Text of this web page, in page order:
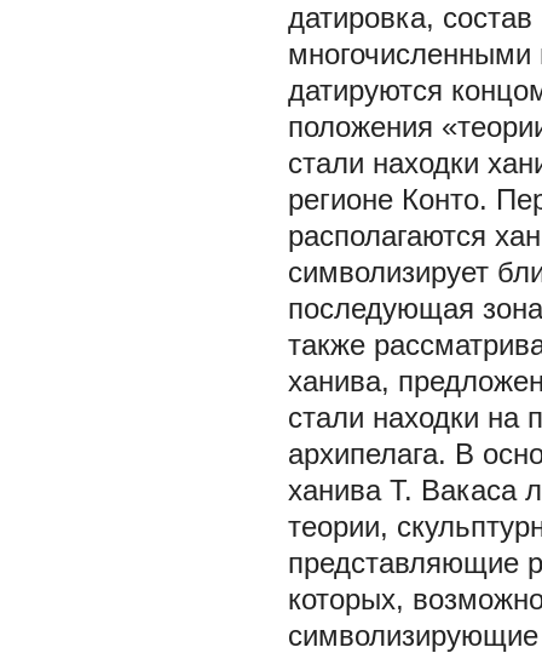
датировка,
датируются
положения
стали находки
регионе Конто.
располагаются
символизирует
последующая
также
ханива,
стали находки на
архипелага. В
ханива Т. Вакаса
теории,
представляющие
которых,